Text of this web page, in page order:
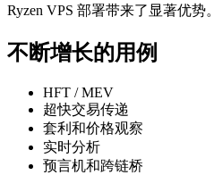
Ryzen VPS 部署带来了显著优势。
不断增长的用例
HFT / MEV
超快交易传递
套利和价格观察
实时分析
预言机和跨链桥